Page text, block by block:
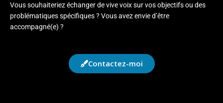
Vous souhaiteriez échanger de vive voix sur vos objectifs ou des
problématiques spécifiques ? Vous avez envie d’être
accompagné(e) ?
Contactez-moi